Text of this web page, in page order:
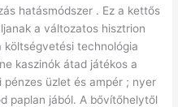
hatásmódszer . Ez a kettős
a változatos hisztrion
technológia
kaszinók átad játékos a
üzlet és ampér ; nyer
paplan ​​jából. A bővítőhelytől